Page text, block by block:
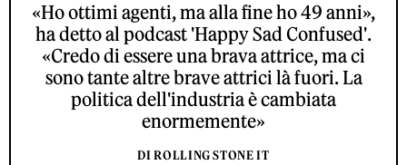
«Ho ottimi agenti, ma alla fine ho 49 anni»,
ha detto al podcast 'Happy Sad Confused'.
«Credo di essere una brava attrice, ma ci
sono tante altre brave attrici là fuori. La
politica dell'industria è cambiata
enormemente»
DI ROLLING STONE IT